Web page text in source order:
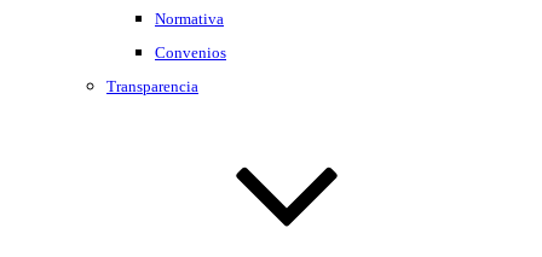
Normativa
Convenios
Transparencia